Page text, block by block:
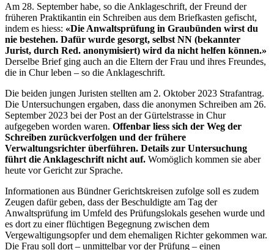
Am 28. September habe, so die Anklageschrift, der Freund der
früheren Praktikantin ein Schreiben aus dem Briefkasten gefischt,
indem es hiess: «Die Anwaltsprüfung in Graubünden wirst du
nie bestehen. Dafür wurde gesorgt, selbst NN (bekannter
Jurist, durch Red. anonymisiert) wird da nicht helfen können.»
Derselbe Brief ging auch an die Eltern der Frau und ihres Freundes,
die in Chur leben – so die Anklageschrift.
Die beiden jungen Juristen stellten am 2. Oktober 2023 Strafantrag.
Die Untersuchungen ergaben, dass die anonymen Schreiben am 26.
September 2023 bei der Post an der Gürtelstrasse in Chur
aufgegeben worden waren. Offenbar liess sich der Weg der
Schreiben zurückverfolgen und der frühere
Verwaltungsrichter überführen. Details zur Untersuchung
führt die Anklageschrift nicht auf. Womöglich kommen sie aber
heute vor Gericht zur Sprache.
Informationen aus Bündner Gerichtskreisen zufolge soll es zudem
Zeugen dafür geben, dass der Beschuldigte am Tag der
Anwaltsprüfung im Umfeld des Prüfungslokals gesehen wurde und
es dort zu einer flüchtigen Begegnung zwischen dem
Vergewaltigungsopfer und dem ehemaligen Richter gekommen war.
Die Frau soll dort – unmittelbar vor der Prüfung – einen